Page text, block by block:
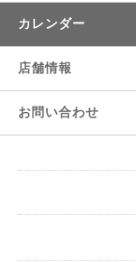
カレンダー
店舗情報
お問い合わせ